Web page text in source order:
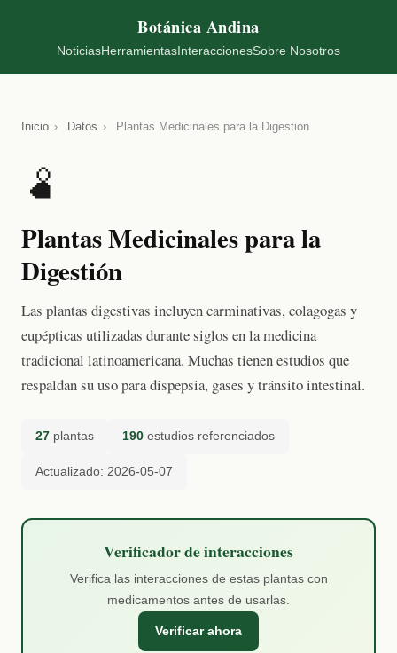
Botánica Andina
NoticiasHerramientas InteraccionesSobre Nosotros
Inicio › Datos › Plantas Medicinales para la Digestión
🫄
Plantas Medicinales para la
Digestión
Las plantas digestivas incluyen carminativas, colagogas y
eupépticas utilizadas durante siglos en la medicina
tradicional latinoamericana. Muchas tienen estudios que
respaldan su uso para dispepsia, gases y tránsito intestinal.
27 plantas 190 estudios referenciados
Actualizado: 2026-05-07
Verificador de interacciones
Verifica las interacciones de estas plantas con
medicamentos antes de usarlas.
Verificar ahora